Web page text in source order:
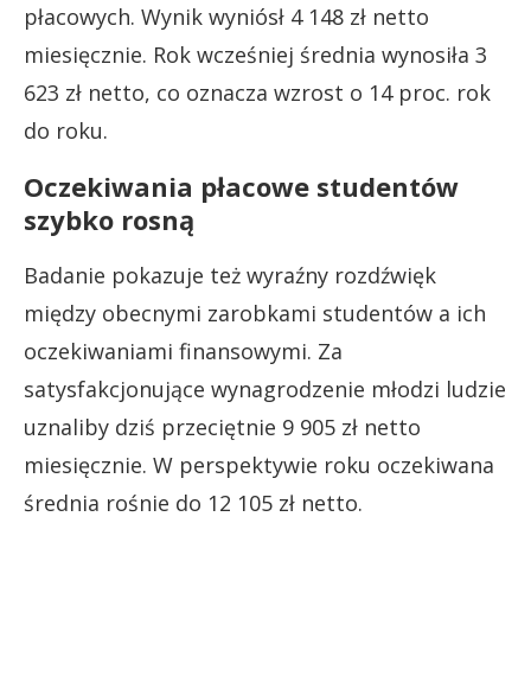
płacowych. Wynik wyniósł 4 148 zł netto
miesięcznie. Rok wcześniej średnia wynosiła 3
623 zł netto, co oznacza wzrost o 14 proc. rok
do roku.
Oczekiwania płacowe studentów
szybko rosną
Badanie pokazuje też wyraźny rozdźwięk
między obecnymi zarobkami studentów a ich
oczekiwaniami finansowymi. Za
satysfakcjonujące wynagrodzenie młodzi ludzie
uznaliby dziś przeciętnie 9 905 zł netto
miesięcznie. W perspektywie roku oczekiwana
średnia rośnie do 12 105 zł netto.